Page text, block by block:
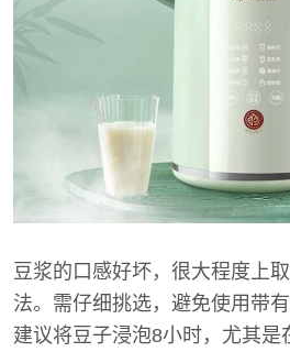
豆浆的口感好坏，很大程度上
法。需仔细挑选，避免使用带
建议将豆子浸泡8小时，尤其是